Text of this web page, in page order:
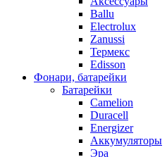
Ballu
Electrolux
Zanussi
Термекс
Edisson
Фонари, батарейки
Батарейки
Camelion
Duracell
Energizer
Аккумуляторы
Эра